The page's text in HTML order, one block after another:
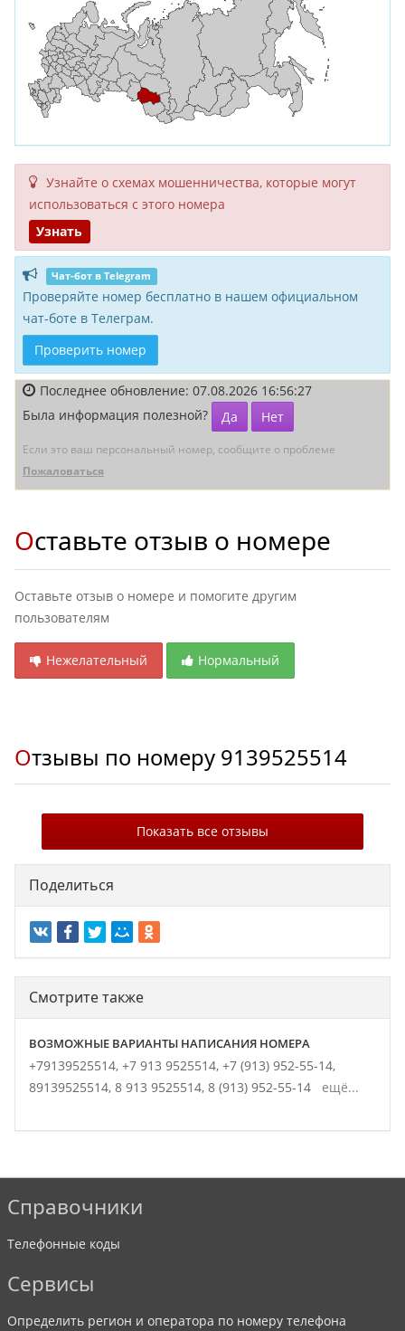
Узнайте о схемах мошенни­чества, кото­рые могут
исполь­зоваться с этого номера
Узнать
Чат-бот в Telegram
Проверяйте номер бесплатно в нашем официальном
чат-боте в Телеграм.
Проверить номер
Последнее обновление: 07.08.2026 16:56:27
Была информация полезной?
Да Нет
Если это ваш персональный номер, сообщите о проблеме
Пожаловаться
Оставьте отзыв о номере
Оставьте отзыв о номере и помогите другим
пользователям
Нежелательный Нормальный
Отзывы по номеру 9139525514
Показать все отзывы
Поделиться
Смотрите также
ВОЗМОЖНЫЕ ВАРИАНТЫ НАПИСАНИЯ НОМЕРА
+79139525514, +7 913 9525514, +7 (913) 952-55-14,
89139525514, 8 913 9525514, 8 (913) 952-55-14 ещё...
Справочники
Телефонные коды
Сервисы
Определить регион и оператора по номеру телефона